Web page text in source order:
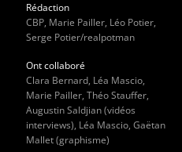
Rédaction
CBP, Marie Pailler, Léo Potier,
Serge Potier/realpotman
Ont collaboré
Clara Bernard, Léa Mascio,
Marie Pailler, Théo Stauffer,
Augustin Saldjian (vidéos
interviews), Léa Mascio, Gaëtan
Mallet (graphisme)